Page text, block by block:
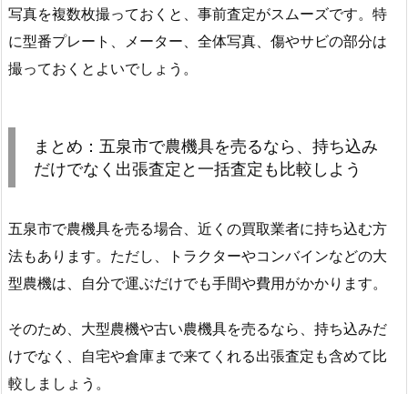
写真を複数枚撮っておくと、事前査定がスムーズです。特
に型番プレート、メーター、全体写真、傷やサビの部分は
撮っておくとよいでしょう。
まとめ：五泉市で農機具を売るなら、持ち込み
だけでなく出張査定と一括査定も比較しよう
五泉市で農機具を売る場合、近くの買取業者に持ち込む方
法もあります。ただし、トラクターやコンバインなどの大
型農機は、自分で運ぶだけでも手間や費用がかかります。
そのため、大型農機や古い農機具を売るなら、持ち込みだ
けでなく、自宅や倉庫まで来てくれる出張査定も含めて比
較しましょう。